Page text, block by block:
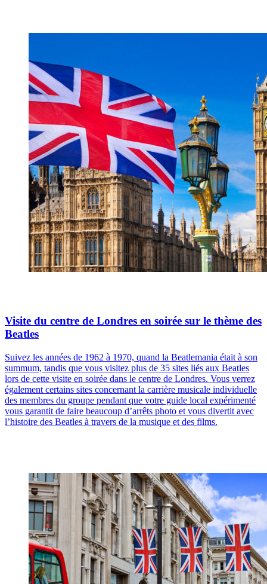
Visite du centre de Londres en soirée sur le thème des
Beatles
Suivez les années de 1962 à 1970, quand la Beatlemania était à son
summum, tandis que vous visitez plus de 35 sites liés aux Beatles
lors de cette visite en soirée dans le centre de Londres. Vous verrez
également certains sites concernant la carrière musicale individuelle
des membres du groupe pendant que votre guide local expérimenté
vous garantit de faire beaucoup d’arrêts photo et vous divertit avec
l’histoire des Beatles à travers de la musique et des films.